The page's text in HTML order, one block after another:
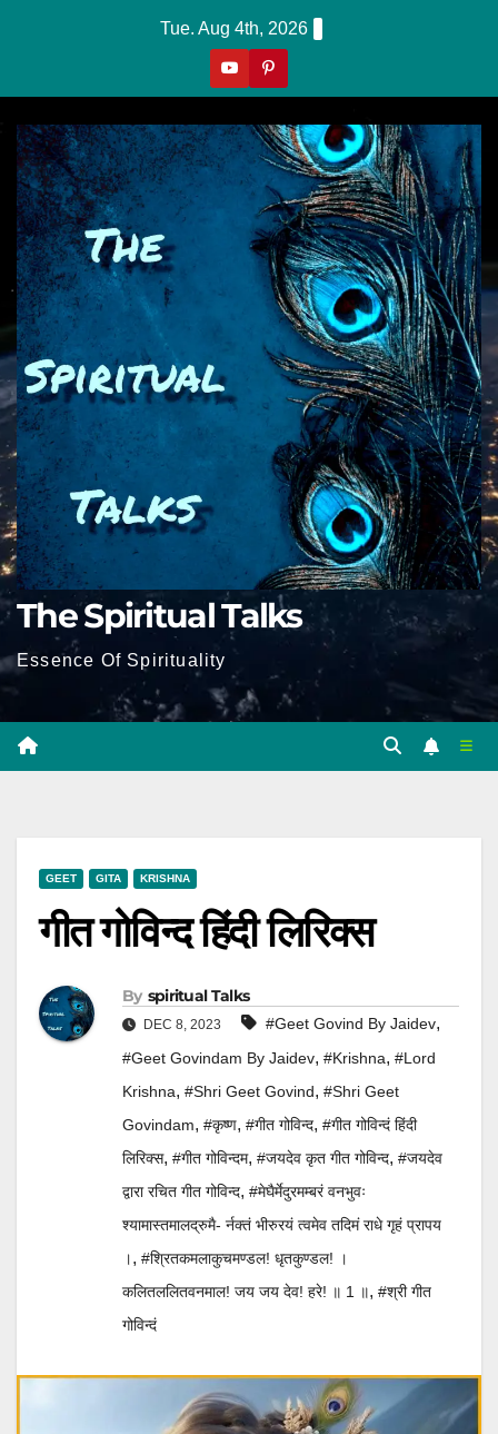
Tue. Aug 4th, 2026
The Spiritual Talks
Essence Of Spirituality
GEET GITA KRISHNA
गीत गोविन्द हिंदी लिरिक्स
By Spiritual Talks
DEC 8, 2023 #Geet Govind By Jaidev,
#geet Govindam By Jaidev, #krishna, #Lord
Krishna, #shri Geet Govind, #shri Geet
Govindam, #कृष्ण, #गीत गोविन्द, #गीत गोविन्दं हिंदी
लिरिक्स, #गीत गोविन्दम, #जयदेव कृत गीत गोविन्द, #जयदेव
द्वारा रचित गीत गोविन्द, #मेघैर्मेदुरमम्बरं वनभुवः
श्यामास्तमालद्रुमै- र्नक्तं भीरुरयं त्वमेव तदिमं राधे गृहं प्रापय
।, #श्रितकमलाकुचमण्डल! धृतकुण्डल! ।
कलितललितवनमाल! जय जय देव! हरे! ॥ 1 ॥, #श्री गीत
गोविन्दं